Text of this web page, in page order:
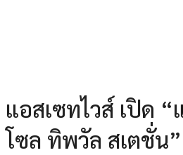
แอสเซทไวส์ เปิด
โซล ทิพวัล สเตชั่น